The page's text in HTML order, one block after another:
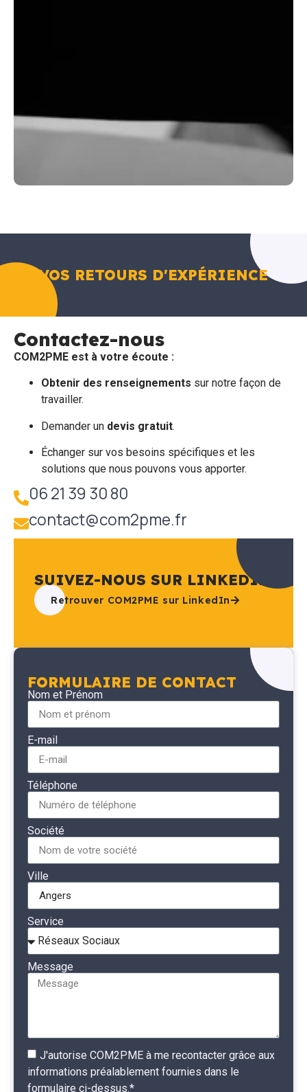
VOS RETOURS D'EXPÉRIENCE
Contactez-nous
COM2PME est à votre écoute :
Obtenir des renseignements sur notre façon de
travailler.
Demander un devis gratuit.
Échanger sur vos besoins spécifiques et les
solutions que nous pouvons vous apporter.
06 21 39 30 80
contact@com2pme.fr
SUIVEZ-NOUS SUR LINKEDIN
Retrouver COM2PME sur LinkedIn
FORMULAIRE DE CONTACT
Nom et Prénom
E-mail
Téléphone
Société
Ville
Service
Message
J'autorise COM2PME à me recontacter grâce aux
informations préalablement fournies dans le
formulaire ci-dessus.*